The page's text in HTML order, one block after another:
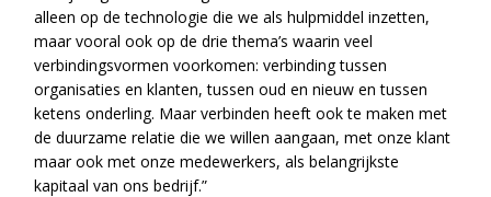
alleen op de technologie die we als hulpmiddel inzetten,
maar vooral ook op de drie thema’s waarin veel
verbindingsvormen voorkomen: verbinding tussen
organisaties en klanten, tussen oud en nieuw en tussen
ketens onderling. Maar verbinden heeft ook te maken met
de duurzame relatie die we willen aangaan, met onze klant
maar ook met onze medewerkers, als belangrijkste
kapitaal van ons bedrijf.”